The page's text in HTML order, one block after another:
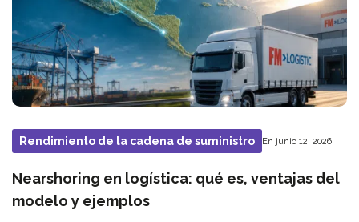
Rendimiento de la cadena de suministro En junio 12, 2026
Nearshoring en logística: qué es, ventajas del
modelo y ejemplos